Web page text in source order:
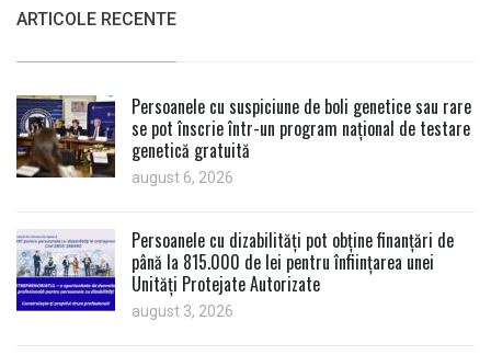
ARTICOLE RECENTE
Persoanele cu suspiciune de boli genetice sau rare
se pot înscrie într-un program național de testare
genetică gratuită
august 6, 2026
Persoanele cu dizabilități pot obține finanțări de
până la 815.000 de lei pentru înființarea unei
Unități Protejate Autorizate
august 3, 2026